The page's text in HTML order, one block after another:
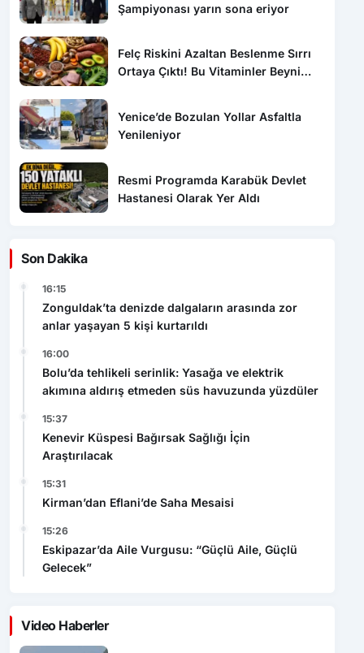
Şampiyonası yarın sona eriyor
Felç Riskini Azaltan Beslenme Sırrı
Ortaya Çıktı! Bu Vitaminler Beyni
Yenice’de Bozulan Yollar Asfaltla
Yenileniyor
Resmi Programda Karabük Devlet
Hastanesi Olarak Yer Aldı
Son Dakika
16:15
Zonguldak’ta denizde dalgaların arasında zor
anlar yaşayan 5 kişi kurtarıldı
16:00
Bolu’da tehlikeli serinlik: Yasağa ve elektrik
akımına aldırış etmeden süs havuzunda yüzdüler
15:37
Kenevir Küspesi Bağırsak Sağlığı İçin
Araştırılacak
15:31
Kirman’dan Eflani’de Saha Mesaisi
15:26
Eskipazar’da Aile Vurgusu: “Güçlü Aile, Güçlü
Gelecek”
Video Haberler